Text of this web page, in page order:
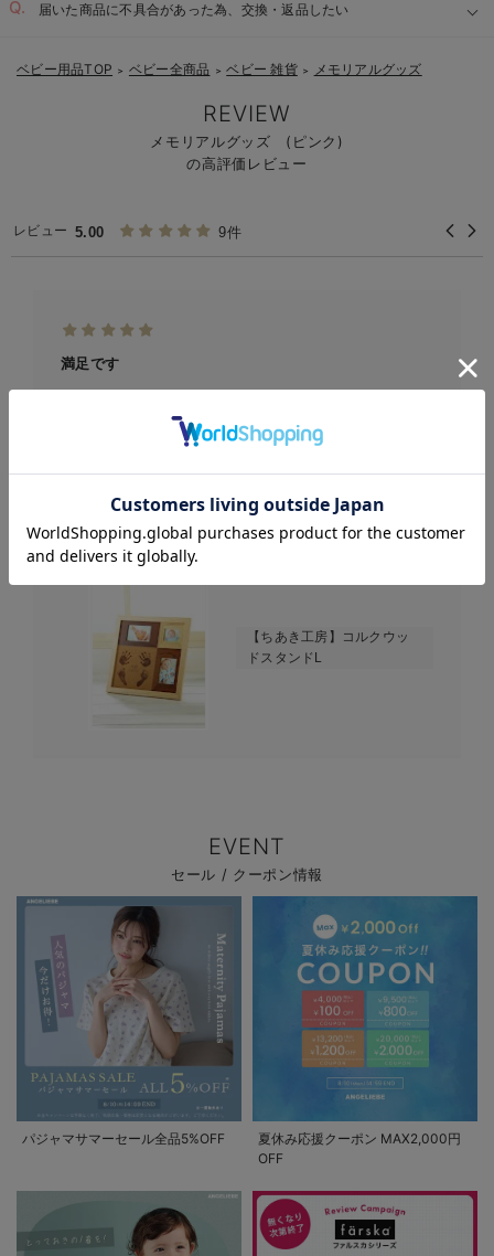
届いた商品に不具合があった為、交換・返品したい
お気に入り商品を確認する
ベビー用品TOP ＞ ベビー全商品 ＞ ベビー 雑貨 ＞ メモリアルグッズ
REVIEW
メモリアルグッズ (ピンク)
の高評価レビュー
レビュー 5.00 9件
満足です
手足のシワまで表現されていてとても満足です
すばるママ様
2023-08-27
【ちあき工房】コルクウッ
ドスタンドL
EVENT
セール / クーポン情報
パジャマサマーセール全品5%OFF
夏休み応援クーポン MAX2,000円
OFF